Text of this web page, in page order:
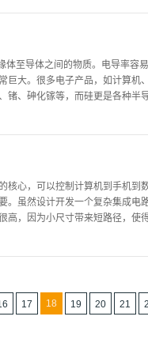
少，促进再结晶过程。 借由引
托巴格法就是用小晶种长出大
至导体之间的物质。电导率容
大。很多电子产品，如计算机
锗、砷化镓等，而硅更是各种半
带之间的能隙非常小，在室温
激发，或是改变其能隙之间距，
似，即在电场作用下高度电离
由于电子缺失形成的“空穴”，
carrier）的数量对半导体的导
核心，可以控制计算机到手机到
虽然设计开发一个复杂集成电
高，因为小尺寸带来短路径，使
但是，集成纳米级别设备的IC不
好几何学的尖锐挑战。这个过程
17 18 19 20 21